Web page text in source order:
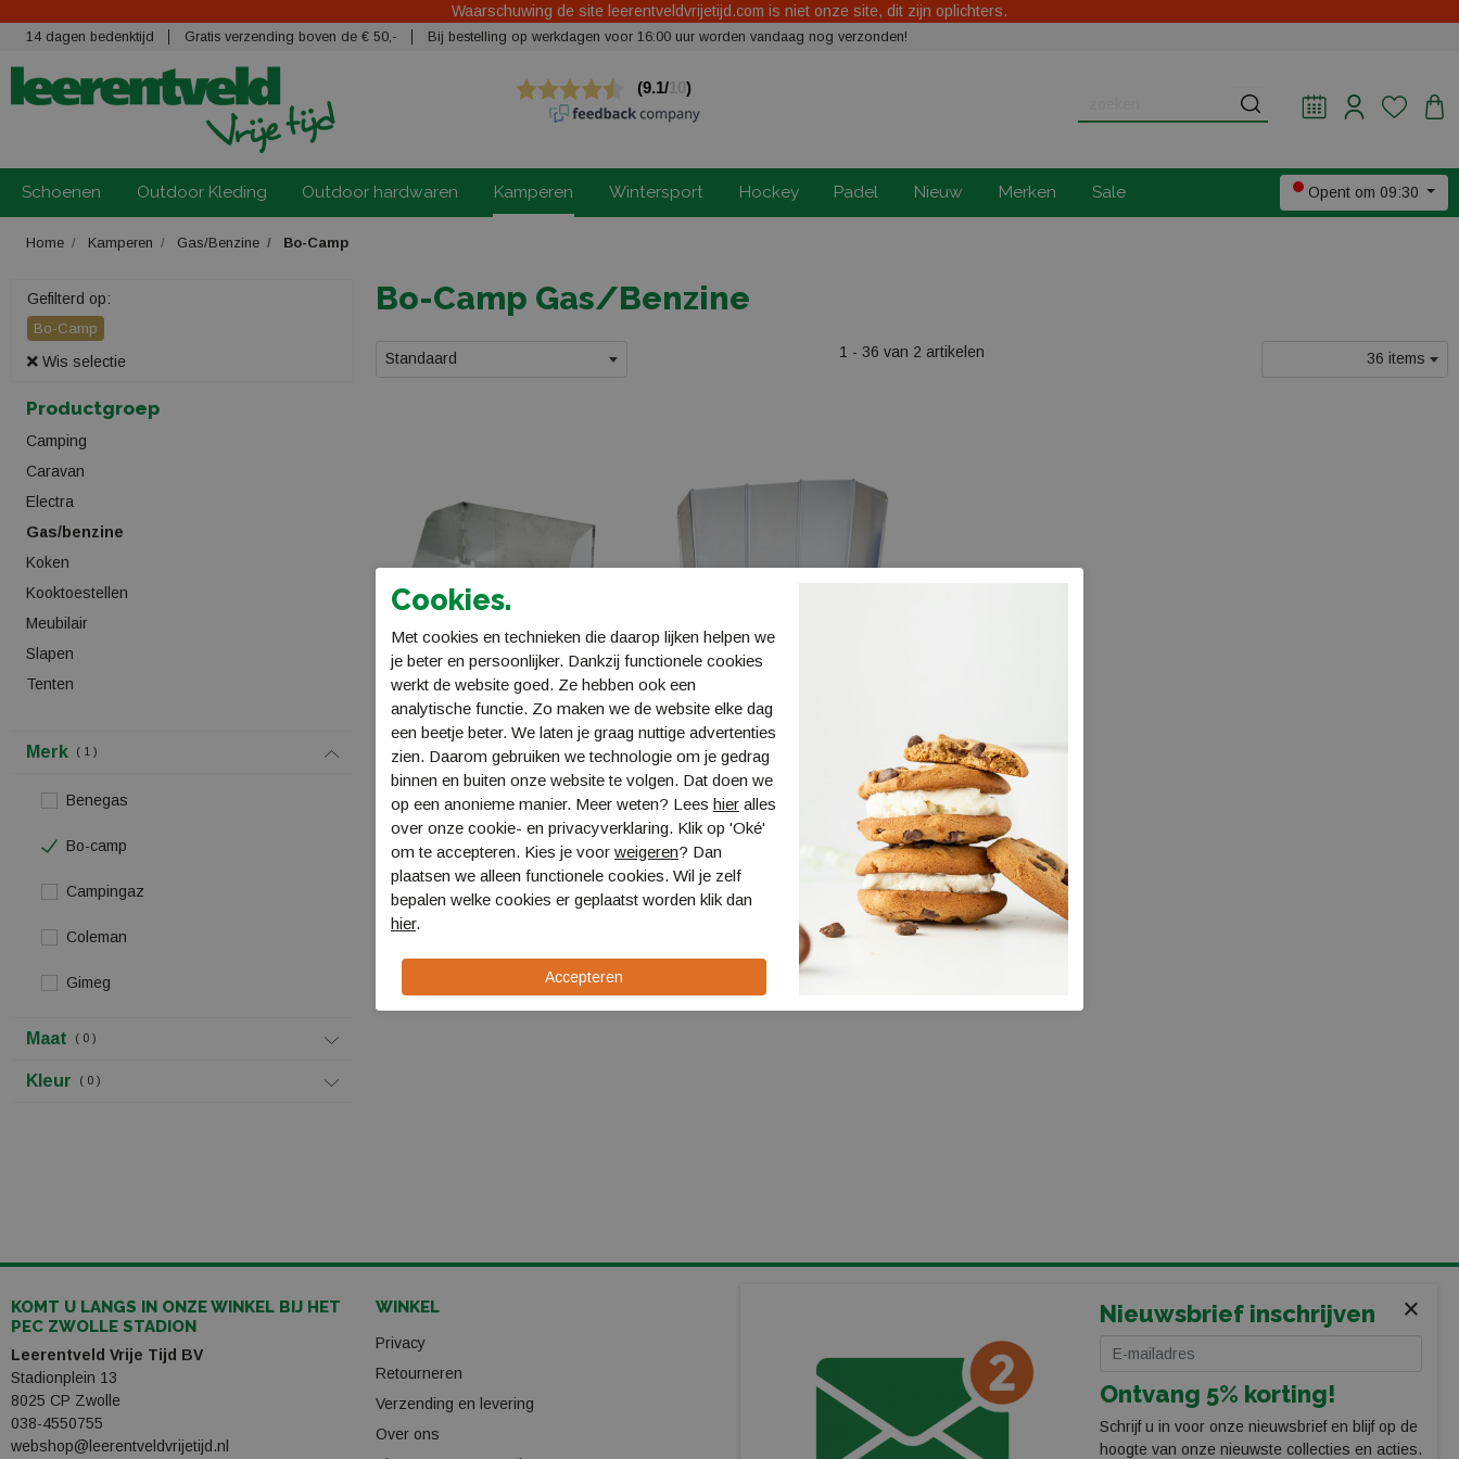
Waarschuwing de site leerentveldvrijetijd.com is niet onze site, dit zijn oplichters.
14 dagen bedenktijd Gratis verzending boven de € 50,- Bij bestelling op werkdagen voor 16:00 uur worden vandaag nog verzonden!
Schoenen Outdoor Kleding Outdoor hardwaren Kamperen Wintersport Hockey Padel Nieuw Merken Sale Opent om 09:30
Home Kamperen Gas/Benzine Bo-Camp
Gefilterd op:
Bo-Camp
Wis selectie
Productgroep
Camping
Caravan
Electra
Gas/benzine
Koken
Kooktoestellen
Meubilair
Slapen
Tenten
Merk 1
Benegas
Bo-camp
Campingaz
Coleman
Gimeg
Maat 0
Kleur 0
Bo-Camp Gas/Benzine
Standaard 1 - 36 van 2 artikelen 36 items
Bo-Camp Kookwindscherm
metaal 23cm
1509255
€ 25,99
Bo-Camp Windscherm Alu 5-
delig 25x48cm
1509225
€ 19,99
KOMT U LANGS IN ONZE WINKEL BIJ HET
PEC ZWOLLE STADION
Leerentveld Vrije Tijd BV
Stadionplein 13
8025 CP Zwolle
038-4550755
webshop@leerentveldvrijetijd.nl
WINKEL
Privacy
Retourneren
Verzending en levering
Over ons
Kindergarantieplan
Gas omwisselpunt
VOLG ONS ×
Nieuwsbrief inschrijven
Ontvang 5% korting!
Schrijf u in voor onze nieuwsbrief en blijf op de
hoogte van onze nieuwste collecties en acties.
Cookies.
Met cookies en technieken die daarop lijken helpen we
je beter en persoonlijker. Dankzij functionele cookies
werkt de website goed. Ze hebben ook een
analytische functie. Zo maken we de website elke dag
een beetje beter. We laten je graag nuttige advertenties
zien. Daarom gebruiken we technologie om je gedrag
binnen en buiten onze website te volgen. Dat doen we
op een anonieme manier. Meer weten? Lees hier alles
over onze cookie- en privacyverklaring. Klik op 'Oké'
om te accepteren. Kies je voor weigeren? Dan
plaatsen we alleen functionele cookies. Wil je zelf
bepalen welke cookies er geplaatst worden klik dan
hier.